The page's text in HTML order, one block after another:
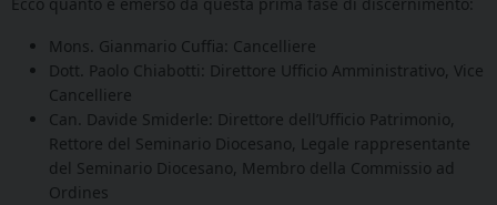
Mons. Gianmario Cuffia: Cancelliere
Dott. Paolo Chiabotti: Direttore Ufficio Amministrativo, Vice
Cancelliere
Can. Davide Smiderle: Direttore dell’Ufficio Patrimonio,
Rettore del Seminario Diocesano, Legale rappresentante
del Seminario Diocesano, Membro della Commissio ad
Ordines